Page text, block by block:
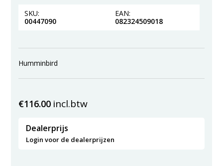
SKU:
00447090
EAN:
082324509018
Humminbird
€116.00 incl.btw
Dealerprijs
Login voor de dealerprijzen